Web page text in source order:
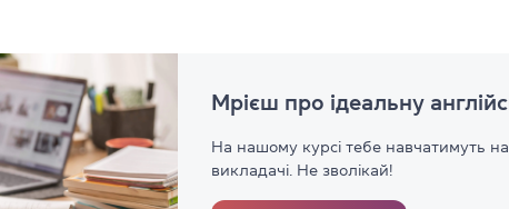
Мрієш про ідеальну
На нашому курсі тебе навчатимуть
викладачі. Не зволікай!